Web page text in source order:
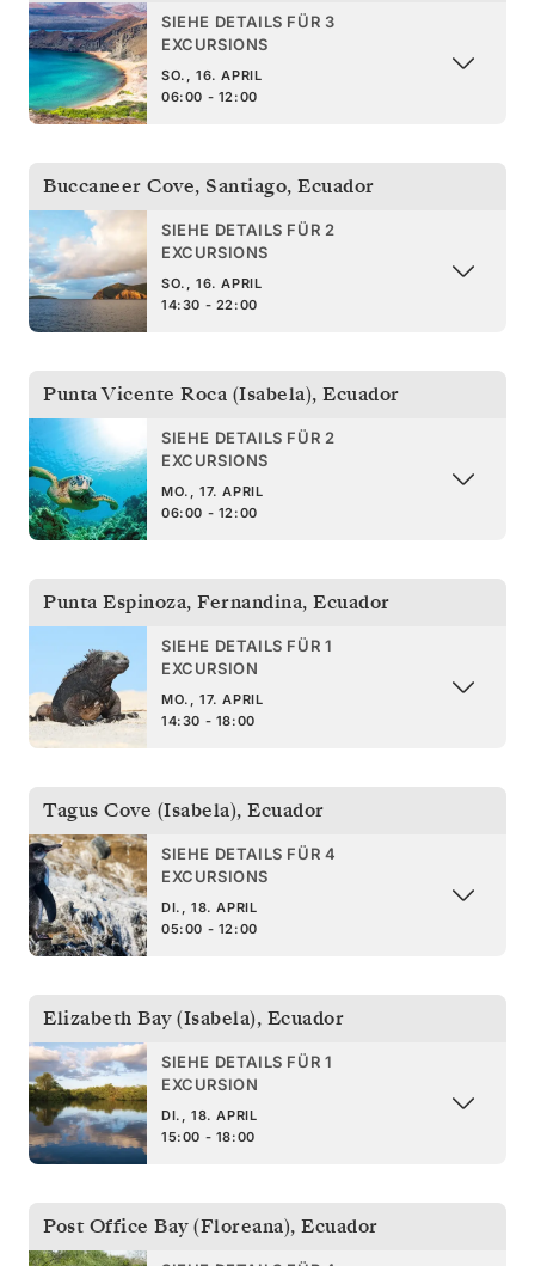
SIEHE DETAILS FÜR 3
EXCURSIONS
SO., 16. APRIL
06:00 - 12:00
Buccaneer Cove, Santiago, Ecuador
SIEHE DETAILS FÜR 2
EXCURSIONS
SO., 16. APRIL
14:30 - 22:00
Punta Vicente Roca (Isabela), Ecuador
SIEHE DETAILS FÜR 2
EXCURSIONS
MO., 17. APRIL
06:00 - 12:00
Punta Espinoza, Fernandina, Ecuador
SIEHE DETAILS FÜR 1
EXCURSION
MO., 17. APRIL
14:30 - 18:00
Tagus Cove (Isabela), Ecuador
SIEHE DETAILS FÜR 4
EXCURSIONS
DI., 18. APRIL
05:00 - 12:00
Elizabeth Bay (Isabela), Ecuador
SIEHE DETAILS FÜR 1
EXCURSION
DI., 18. APRIL
15:00 - 18:00
Post Office Bay (Floreana), Ecuador